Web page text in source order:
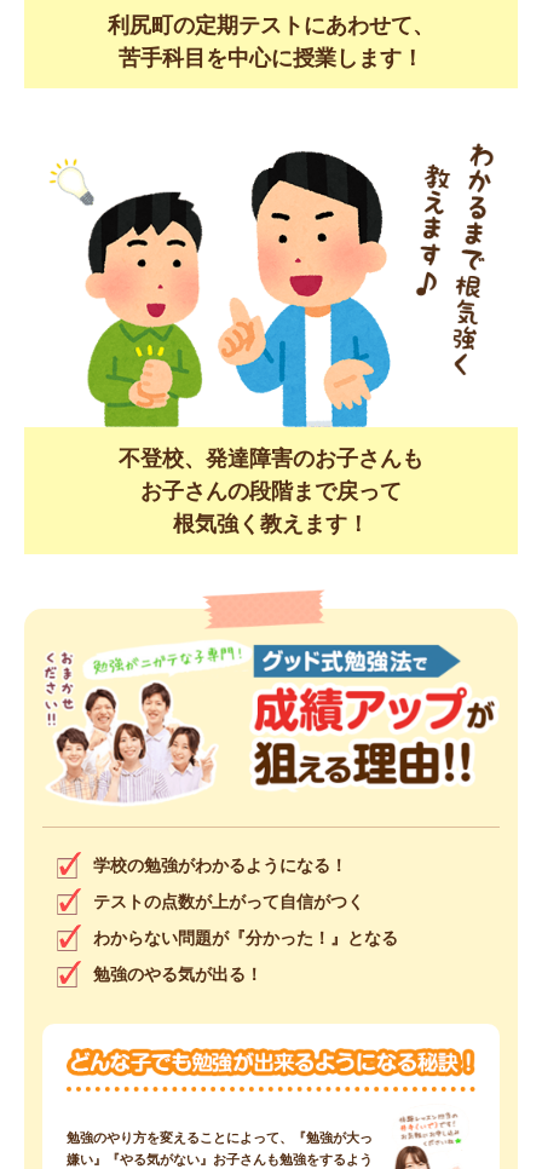
利尻町の定期テストにあわせて、
苦手科目を中心に授業します！
不登校、発達障害のお子さんも
お子さんの段階まで戻って
根気強く教えます！
学校の勉強がわかるようになる！
テストの点数が上がって自信がつく
わからない問題が『分かった！』となる
勉強のやる気が出る！
勉強のやり方を変えることによって、『勉強が大っ
嫌い』『やる気がない』お子さんも勉強をするよう